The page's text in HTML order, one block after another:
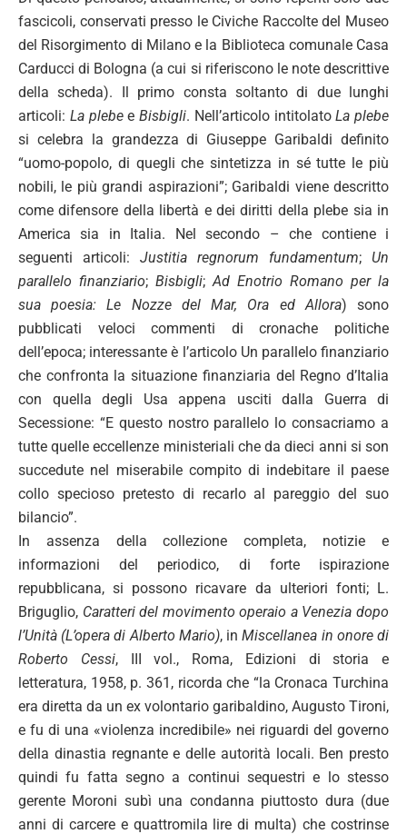
fascicoli, conservati presso le Civiche Raccolte del Museo
del Risorgimento di Milano e la Biblioteca comunale Casa
Carducci di Bologna (a cui si riferiscono le note descrittive
della scheda). Il primo consta soltanto di due lunghi
articoli: La plebee Bisbigli. Nell’articolo intitolatoLa plebe
si celebra la grandezza di Giuseppe Garibaldi definito
“uomo-popolo, di quegli che sintetizza in sé tutte le più
nobili, le più grandi aspirazioni”; Garibaldi viene descritto
come difensore della libertà e dei diritti della plebe sia in
America sia in Italia. Nel secondo – che contiene i
seguenti articoli: Justitia regnorum fundamentum; Un
parallelo finanziario; Bisbigli; Ad Enotrio Romano per la
sua poesia: Le Nozze del Mar, Ora ed Allora) sono
pubblicati veloci commenti di cronache politiche
dell’epoca; interessante è l’articolo Un parallelo finanziario
che confronta la situazione finanziaria del Regno d’Italia
con quella degli Usa appena usciti dalla Guerra di
Secessione: “E questo nostro parallelo lo consacriamo a
tutte quelle eccellenze ministeriali che da dieci anni si son
succedute nel miserabile compito di indebitare il paese
collo specioso pretesto di recarlo al pareggio del suo
bilancio”.
In assenza della collezione completa, notizie e
informazioni del periodico, di forte ispirazione
repubblicana, si possono ricavare da ulteriori fonti; L.
Briguglio, Caratteri del movimento operaio a Venezia dopo
l’Unità (L’opera di Alberto Mario), inMiscellanea in onore di
Roberto Cessi, III vol., Roma, Edizioni di storia e
letteratura, 1958, p. 361, ricorda che “la Cronaca Turchina
era diretta da un ex volontario garibaldino, Augusto Tironi,
e fu di una «violenza incredibile» nei riguardi del governo
della dinastia regnante e delle autorità locali. Ben presto
quindi fu fatta segno a continui sequestri e lo stesso
gerente Moroni subì una condanna piuttosto dura (due
anni di carcere e quattromila lire di multa) che costrinse